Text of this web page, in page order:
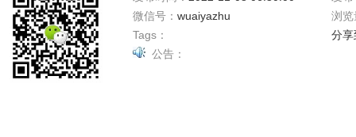
微信号： wuaiyazhu
浏览
Tags：
分享
公告：